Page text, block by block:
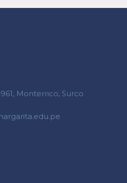
Monterrico, Surco